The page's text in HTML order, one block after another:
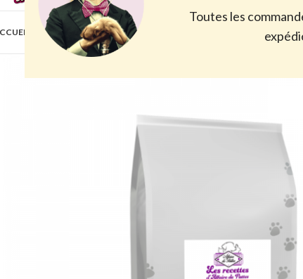
Toutes les
VOIR TOUT
BOUTIQUE
NOTRE MARQUE CHATS